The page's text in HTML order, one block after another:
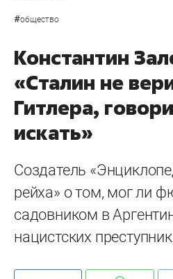
#общество
Константин
«Сталин не
Гитлера,
искать»
Создатель
рейха» о том, мог ли
садовником в
нацистских